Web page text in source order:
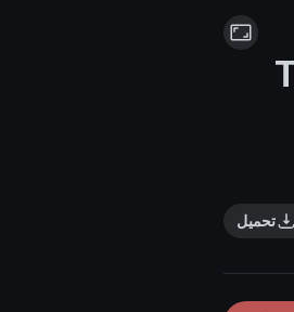
تحميل